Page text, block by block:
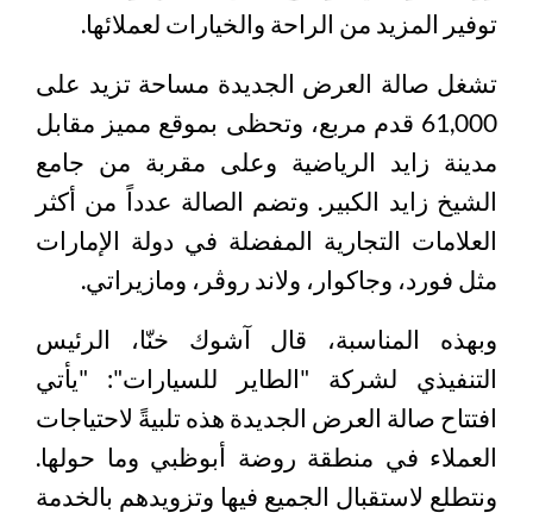
توفير المزيد من الراحة والخيارات لعملائها.
تشغل صالة العرض الجديدة مساحة تزيد على
61,000 قدم مربع، وتحظى بموقع مميز مقابل
مدينة زايد الرياضية وعلى مقربة من جامع
الشيخ زايد الكبير. وتضم الصالة عدداً من أكثر
العلامات التجارية المفضلة في دولة الإمارات
مثل فورد، وجاكوار، ولاند روڤر، ومازيراتي.
وبهذه المناسبة، قال آشوك خنّا، الرئيس
التنفيذي لشركة "الطاير للسيارات": "يأتي
افتتاح صالة العرض الجديدة هذه تلبيةً لاحتياجات
العملاء في منطقة روضة أبوظبي وما حولها.
ونتطلع لاستقبال الجميع فيها وتزويدهم بالخدمة